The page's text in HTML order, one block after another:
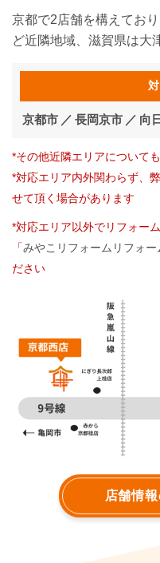
京都で2店舗を構えてお
ど近隣地域、滋賀県は大
京都市 長岡京市 向
*その他近隣エリアについて
*対応エリア内外関わらず、
せて頂く場合があります
*対応エリア以外でリフォー
「みやこリフォームリフォ
ださい
店舗情